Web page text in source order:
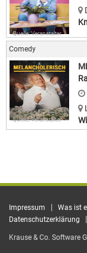
Quelle: Veranstalter
Comedy
Quelle: Veranstalter
Impressum | Was ist
Datenschutzerklärung |
Krause & Co. Software